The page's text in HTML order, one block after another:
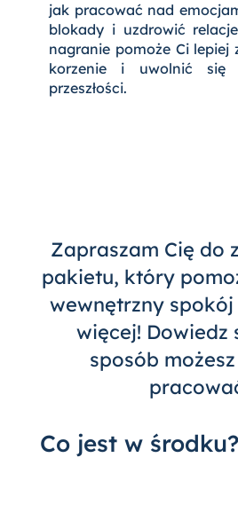
jak pracować nad
blokady i uzdrowić
nagranie pomoże Ci lepiej
korzenie i uwolnić się
przeszłości.
Zapraszam Cię do
pakietu, który
wewnętrzny spokój
więcej! Dowiedz
sposób
Co jest w środku?